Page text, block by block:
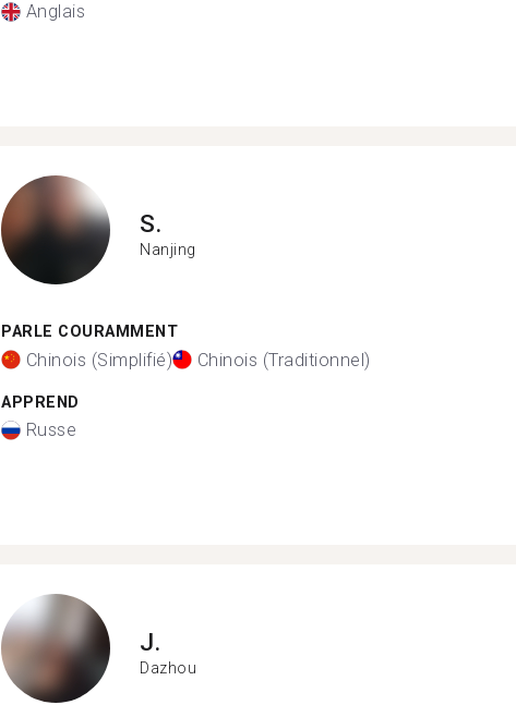
Anglais
S.
Nanjing
PARLE COURAMMENT
Chinois (Simplifié) Chinois (Traditionnel)
APPREND
Russe
J.
Dazhou